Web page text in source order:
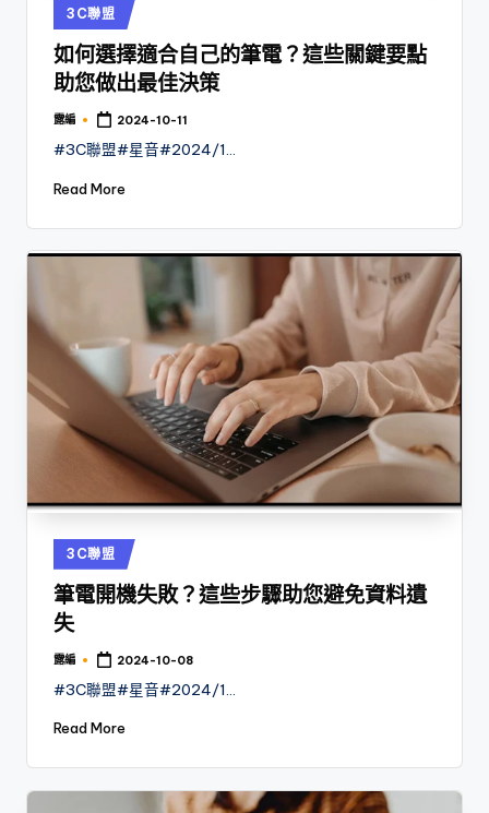
Posted
in
3C聯盟
如何選擇適合自己的筆電？這些關鍵要點
助您做出最佳決策
Posted
露編 2024-10-11
#3C聯盟#星音#2024/1…
Read More
Posted
in
3C聯盟
筆電開機失敗？這些步驟助您避免資料遺
失
Posted
露編 2024-10-08
#3C聯盟#星音#2024/1…
Read More